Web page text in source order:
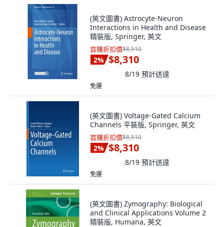
(英文圖書) Astrocyte-Neuron
Interactions in Health and Disease
精裝版, Springer, 英文
首購折扣價$8,510
2% $8,310
8/19 預計送達
免運
(英文圖書) Voltage-Gated Calcium
Channels 平裝版, Springer, 英文
首購折扣價$8,510
2% $8,310
8/19 預計送達
免運
(英文圖書) Zymography: Biological
and Clinical Applications Volume 2
精裝版, Humana, 英文